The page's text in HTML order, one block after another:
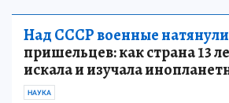
Над СССР военные натянули
пришельцев: как страна 13
искала и изучала
НАУКА